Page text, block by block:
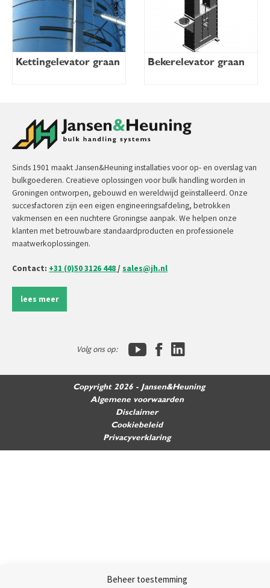
Beheer toestemming
Kettingelevator graan Bekerelevator graan
Sinds 1901 maakt Jansen&Heuning installaties voor op- en overslag van
bulkgoederen. Creatieve oplossingen voor bulk handling worden in
Groningen ontworpen, gebouwd en wereldwijd geïnstalleerd. Onze
succesfactoren zijn een eigen engineeringsafdeling, betrokken
vakmensen en een nuchtere Groningse aanpak. We helpen onze
klanten met betrouwbare standaardproducten en professionele
maatwerkoplossingen.
Contact: +31 (0)50 3126 448/ sales@jh.nl
lees meer
Volg ons op:
Copyright 2026 - Jansen&Heuning
Algemene voorwaarden
Disclaimer
Cookiebeleid
Privacyverklaring